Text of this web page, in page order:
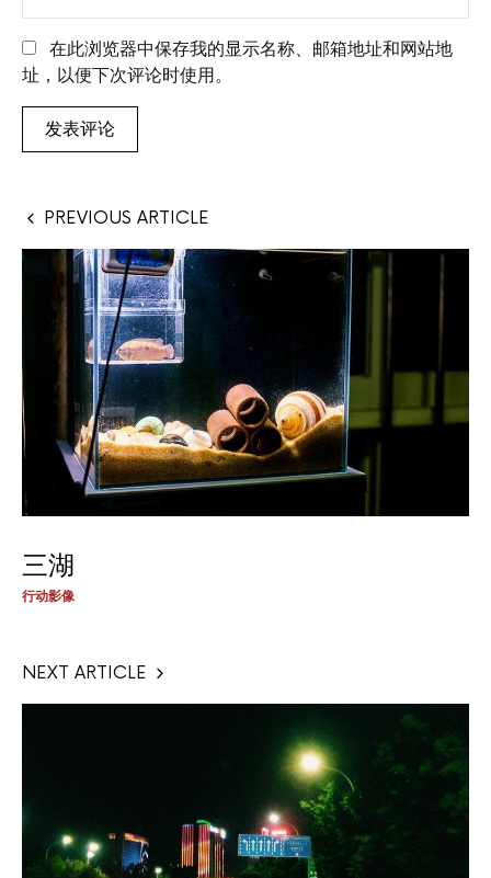
在此浏览器中保存我的显示名称、邮箱地址和网站地
址，以便下次评论时使用。
PREVIOUS ARTICLE
三湖
行动影像
NEXT ARTICLE